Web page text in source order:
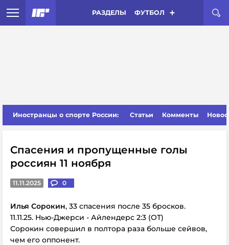
РАЗДЕЛЫ ФУТБОЛ
Иностранцы о спорте России: Статьи Комменты
Спасения и пропущенные голы
россиян 11 ноября
11.11.2025 0
Илья Сорокин, 33 спасения после 35 бросков.
11.11.25. Нью-Джерси - Айлендерс 2:3 (ОТ)
Сорокин совершил в полтора раза больше сейвов,
чем его оппонент.